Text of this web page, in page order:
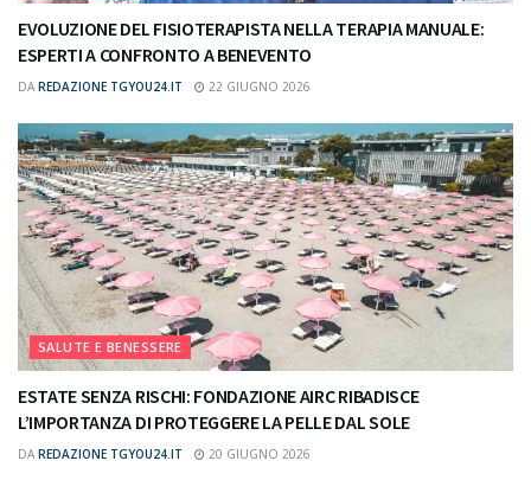
EVOLUZIONE DEL FISIOTERAPISTA NELLA TERAPIA MANUALE:
ESPERTI A CONFRONTO A BENEVENTO
DA REDAZIONE TGYOU24.IT 22 GIUGNO 2026
SALUTE E BENESSERE
ESTATE SENZA RISCHI: FONDAZIONE AIRC RIBADISCE
L’IMPORTANZA DI PROTEGGERE LA PELLE DAL SOLE
DA REDAZIONE TGYOU24.IT 20 GIUGNO 2026